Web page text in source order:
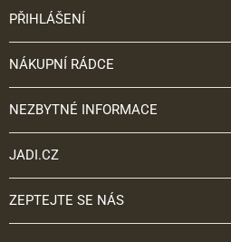
PŘIHLÁŠENÍ
NÁKUPNÍ RÁDCE
NEZBYTNÉ INFORMACE
JADI.CZ
ZEPTEJTE SE NÁS